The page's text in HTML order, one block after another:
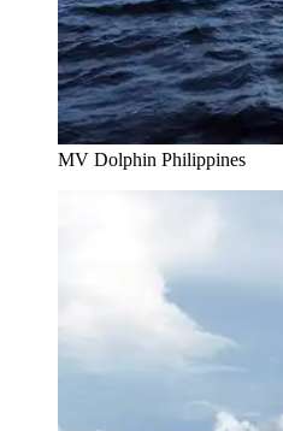
MV Dolphin Philippines